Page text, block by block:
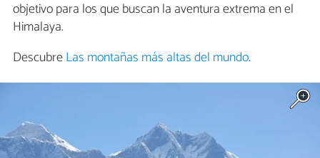
objetivo para los que buscan la aventura extrema en el
Himalaya.
DescubreLas montañas más altas del mundo.